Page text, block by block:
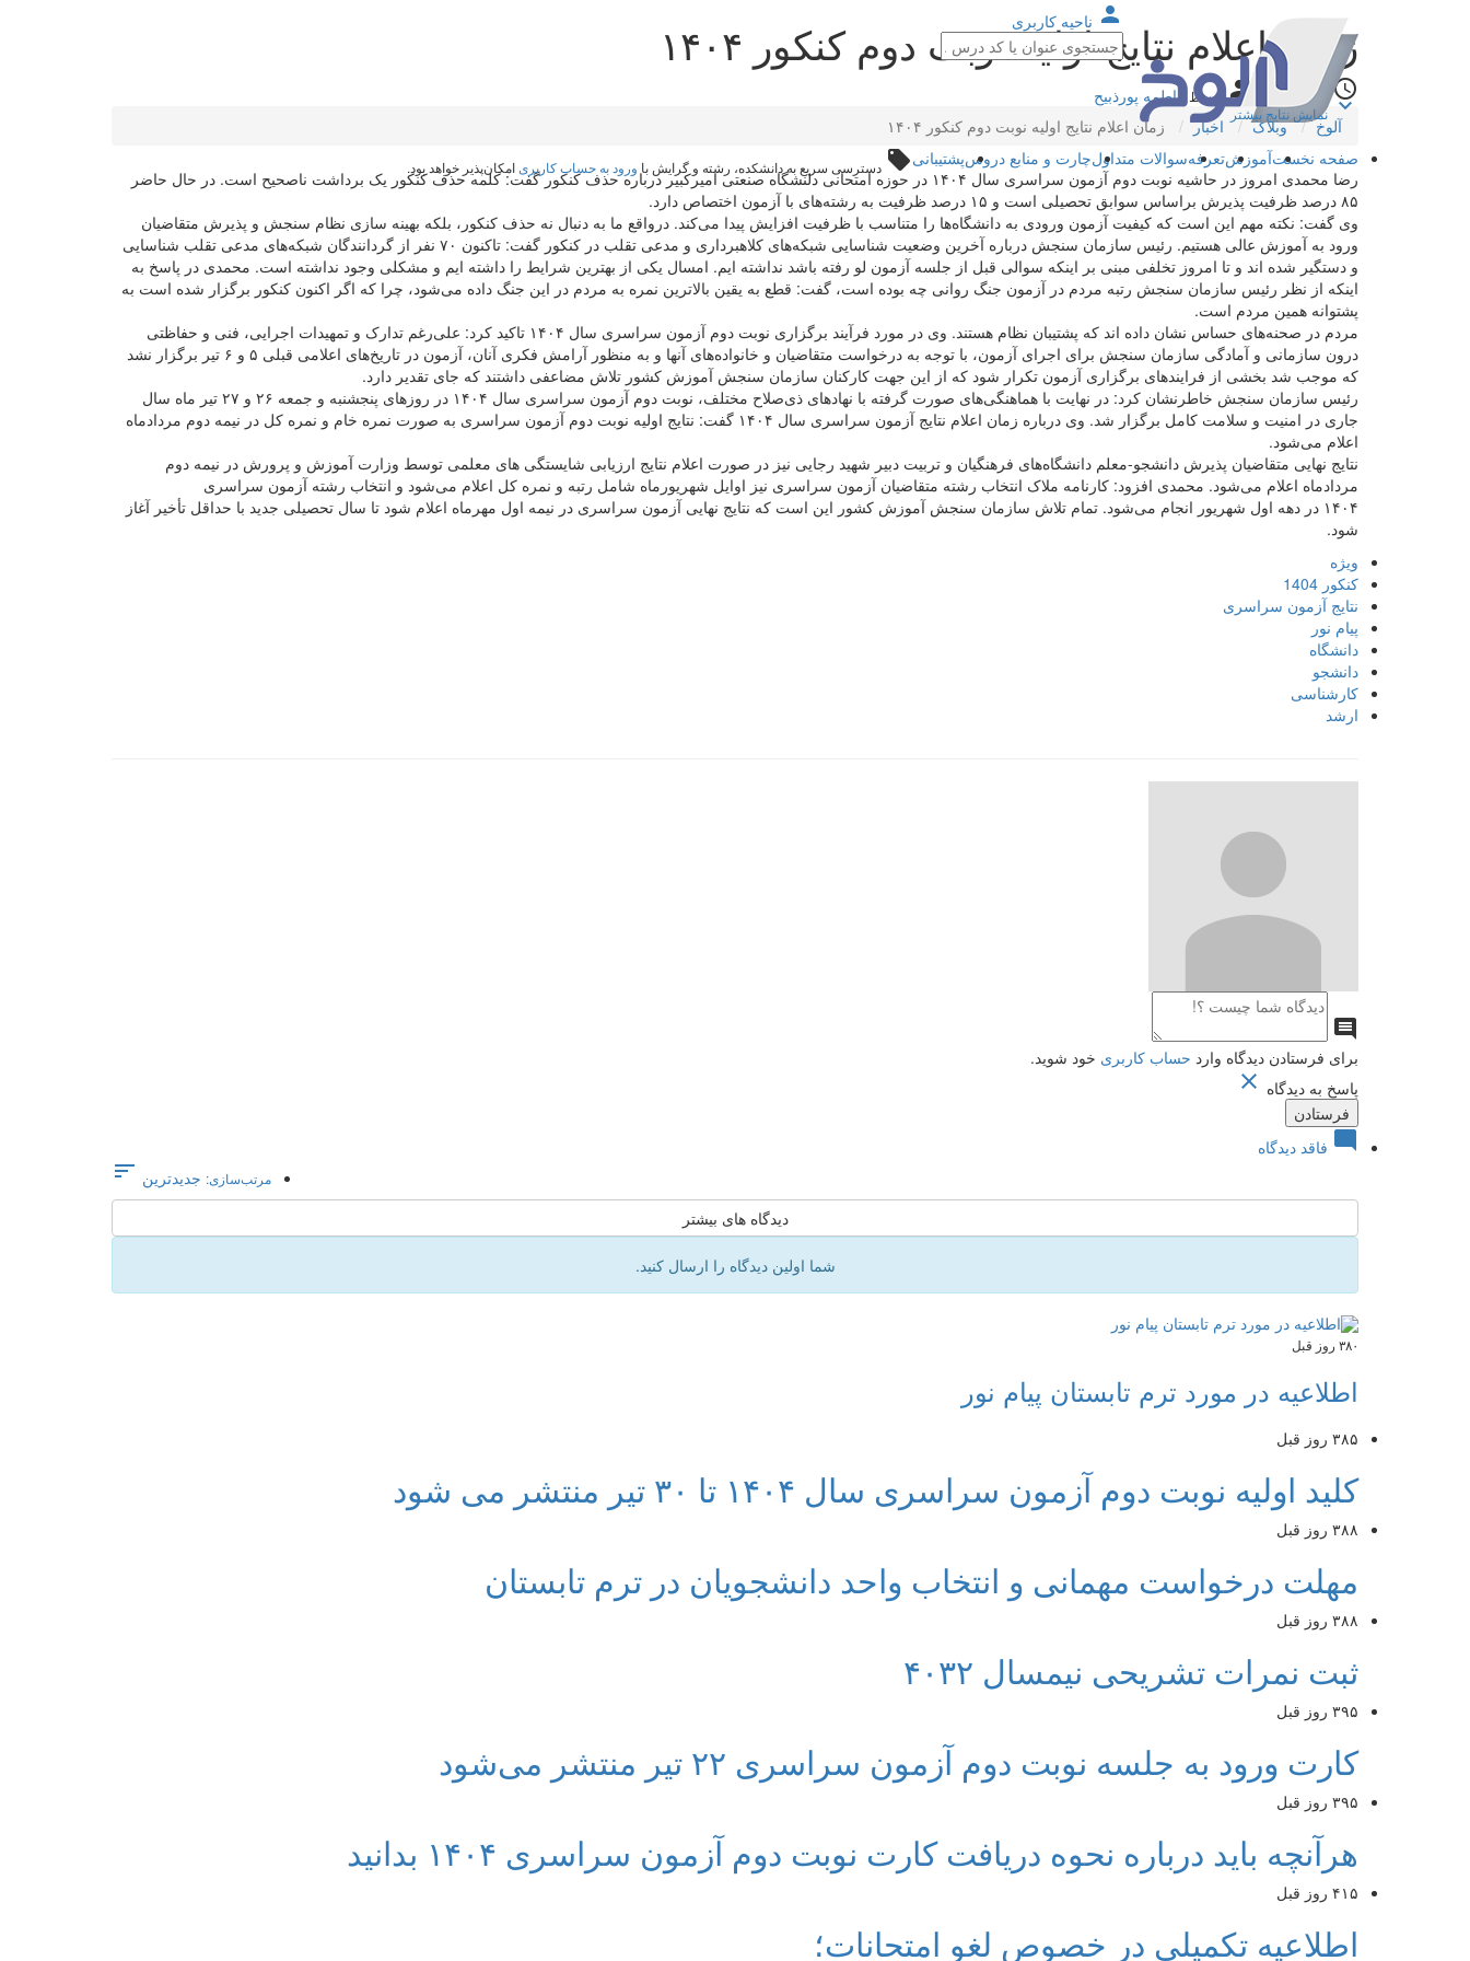
person ناحیه کاربری
keyboard_arrow_down نمایش نتایج بیشتر
صفحه نخستآموزشتعرفهسوالات متداولچارت و منابع دروسپشتیبانیlocal_offer دسترسی سریع به دانشکده، رشته و گرایش با ورود به حساب کاربری امکان‌پذیر خواهد بود.
زمان اعلام نتایج اولیه نوبت دوم کنکور ۱۴۰۴
access_time ۱۳ ماه قبل person توسط
فاطمه پورذبیح
آلوخ
وبلاگ اخبار زمان اعلام نتایج اولیه نوبت دوم کنکور ۱۴۰۴
رضا محمدی امروز در حاشیه نوبت دوم آزمون سراسری سال ۱۴۰۴ در حوزه امتحانی دلنشگاه صنعتی امیرکبیر درباره حذف کنکور گفت: کلمه حذف کنکور یک برداشت ناصحیح است. در حال حاضر
۸۵ درصد ظرفیت پذیرش براساس سوابق تحصیلی است و ۱۵ درصد ظرفیت به رشته‌های با آزمون اختصاص دارد.
وی گفت: نکته مهم این است که کیفیت آزمون ورودی به دانشگاه‌ها را متناسب با ظرفیت افزایش پیدا می‌کند. درواقع ما به دنبال نه حذف کنکور، بلکه بهینه سازی نظام سنجش و پذیرش متقاضیان
ورود به آموزش عالی هستیم. رئیس سازمان سنجش درباره آخرین وضعیت شناسایی شبکه‌های کلاهبرداری و مدعی تقلب در کنکور گفت: تاکنون ۷۰ نفر از گردانندگان شبکه‌های مدعی تقلب شناسایی
و دستگیر شده اند و تا امروز تخلفی مبنی بر اینکه سوالی قبل از جلسه آزمون لو رفته باشد نداشته ایم. امسال یکی از بهترین شرایط را داشته ایم و مشکلی وجود نداشته است. محمدی در پاسخ به
اینکه از نظر رئیس سازمان سنجش رتبه مردم در آزمون جنگ روانی چه بوده است، گفت: قطع به یقین بالاترین نمره به مردم در این جنگ داده می‌شود، چرا که اگر اکنون کنکور برگزار شده است به
پشتوانه همین مردم است.
مردم در صحنه‌های حساس نشان داده اند که پشتیبان نظام هستند. وی در مورد فرآیند برگزاری نوبت دوم آزمون سراسری سال ۱۴۰۴ تاکید کرد: علی‌رغم تدارک و تمهیدات اجرایی، فنی و حفاظتی
درون سازمانی و آمادگی سازمان سنجش برای اجرای آزمون، با توجه به درخواست متقاضیان و خانواده‌های آنها و به منظور آرامش فکری آنان، آزمون در تاریخ‌های اعلامی قبلی ۵ و ۶ تیر برگزار نشد
که موجب شد بخشی از فرایندهای برگزاری آزمون تکرار شود که از این جهت کارکنان سازمان سنجش آموزش کشور تلاش مضاعفی داشتند که جای تقدیر دارد.
رئیس سازمان سنجش خاطرنشان کرد: در نهایت با هماهنگی‌های صورت گرفته با نهادهای ذی‌صلاح مختلف، نوبت دوم آزمون سراسری سال ۱۴۰۴ در روزهای پنجشنبه و جمعه ۲۶ و ۲۷ تیر ماه سال
جاری در امنیت و سلامت کامل برگزار شد. وی درباره زمان اعلام نتایج آزمون سراسری سال ۱۴۰۴ گفت: نتایج اولیه نوبت دوم آزمون سراسری به صورت نمره خام و نمره کل در نیمه دوم مردادماه
اعلام می‌شود.
نتایج نهایی متقاضیان پذیرش دانشجو-معلم دانشگاه‌های فرهنگیان و تربیت دبیر شهید رجایی نیز در صورت اعلام نتایج ارزیابی شایستگی های معلمی توسط وزارت آموزش و پرورش در نیمه دوم
مردادماه اعلام می‌شود. محمدی افزود: کارنامه ملاک انتخاب رشته متقاضیان آزمون سراسری نیز اوایل شهریورماه شامل رتبه و نمره کل اعلام می‌شود و انتخاب رشته آزمون سراسری
۱۴۰۴ در دهه اول شهریور انجام می‌شود. تمام تلاش سازمان سنجش آموزش کشور این است که نتایج نهایی آزمون سراسری در نیمه اول مهرماه اعلام شود تا سال تحصیلی جدید با حداقل تأخیر آغاز
شود.
ویژه
کنکور 1404
نتایج آزمون سراسری
پیام نور
دانشگاه
دانشجو
کارشناسی
ارشد

برای فرستادن دیدگاه وارد حساب کاربری خود شوید.
پاسخ به دیدگاه 
 فاقد دیدگاه
مرتب‌سازی: جدیدترین 
دیدگاه های بیشتر
شما اولین دیدگاه را ارسال کنید.
۳۸۰ روز قبل
اطلاعیه در مورد ترم تابستان پیام نور
۳۸۵ روز قبل
کلید اولیه نوبت دوم آزمون سراسری سال ۱۴۰۴ تا ۳۰ تیر منتشر می شود
۳۸۸ روز قبل
مهلت درخواست مهمانی و انتخاب واحد دانشجویان در ترم تابستان
۳۸۸ روز قبل
ثبت نمرات تشریحی نیمسال ۴۰۳۲
۳۹۵ روز قبل
کارت ورود به جلسه نوبت دوم آزمون سراسری ۲۲ تیر منتشر می‌شود
۳۹۵ روز قبل
هرآنچه باید درباره نحوه دریافت کارت نوبت دوم آزمون سراسری ۱۴۰۴ بدانید
۴۱۵ روز قبل
اطلاعیه تکمیلی در خصوص لغو امتحانات؛